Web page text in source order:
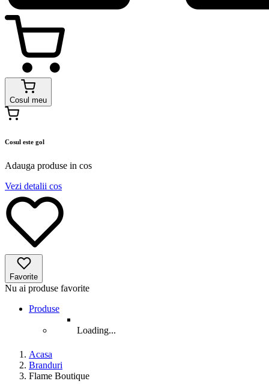
Cosul meu
Cosul este gol
Adauga produse in cos
Vezi detalii cos
Favorite
Nu ai produse favorite
Produse
Loading...
Acasa
Branduri
Flame Boutique